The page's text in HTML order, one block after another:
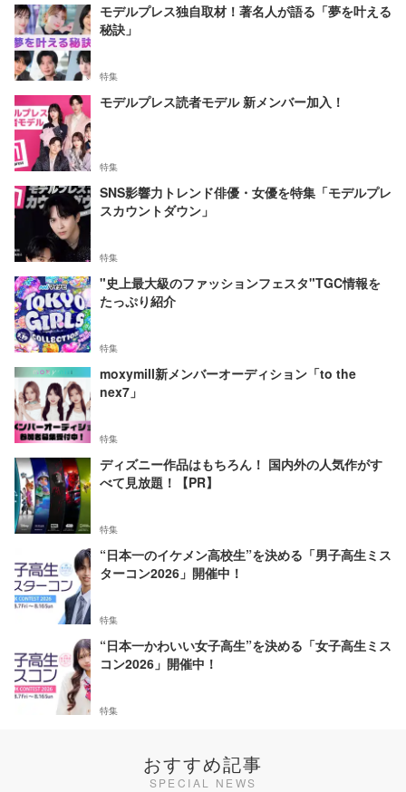
モデルプレス独自取材！著名人が語る「夢を叶える
秘訣」
特集
モデルプレス読者モデル 新メンバー加入！
特集
SNS影響力トレンド俳優・女優を特集「モデルプレ
スカウントダウン」
特集
"史上最大級のファッションフェスタ"TGC情報を
たっぷり紹介
特集
moxymill新メンバーオーディション「to the
nex7」
特集
ディズニー作品はもちろん！ 国内外の人気作がす
べて見放題！【PR】
特集
“日本一のイケメン高校生”を決める「男子高生ミス
ターコン2026」開催中！
特集
“日本一かわいい女子高生”を決める「女子高生ミス
コン2026」開催中！
特集
おすすめ記事
SPECIAL NEWS